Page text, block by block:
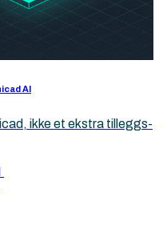
AI
ikke et ekstra tilleggs-